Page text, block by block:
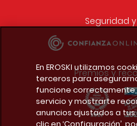
Seguridad
Premios y
En EROSKI utilizamos
terceros para
funcione
servicio y mostrarte
anuncios ajustados a
clic en ‘Configuración’,